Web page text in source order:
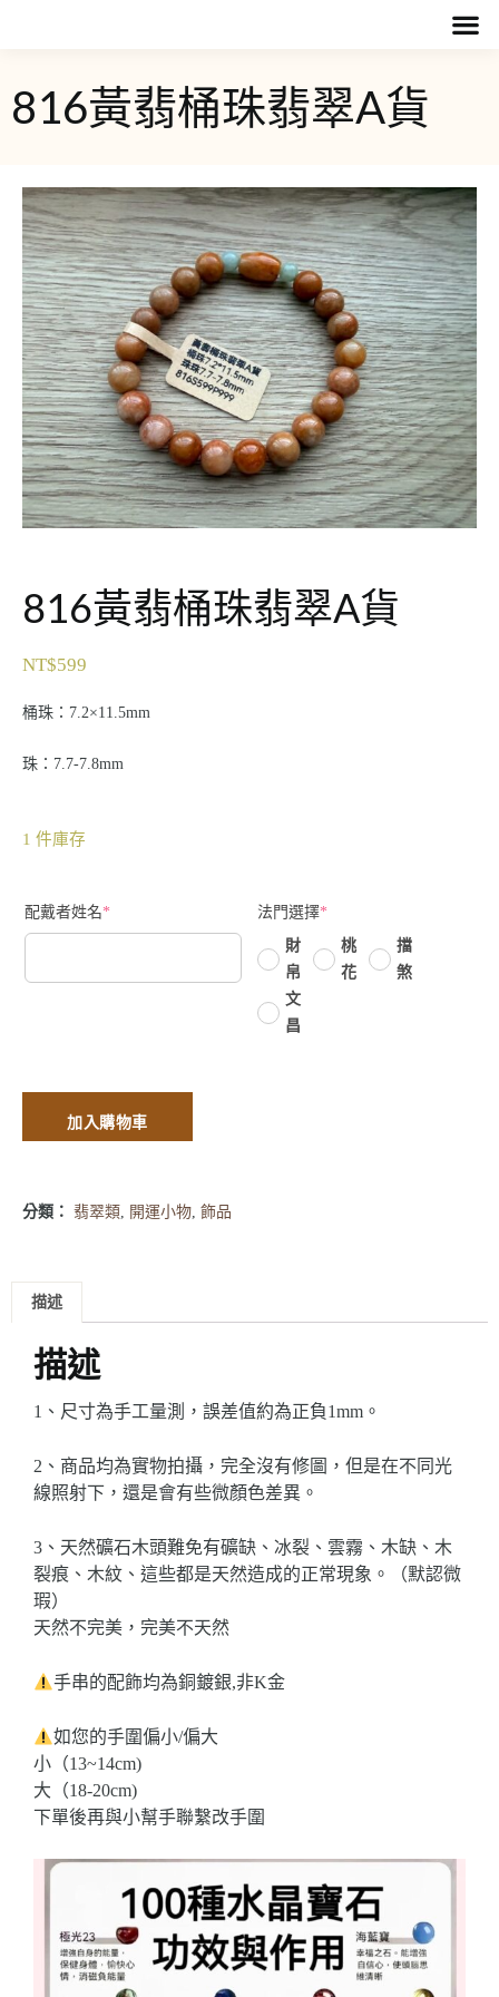
816黃翡桶珠翡翠A貨
816黃翡桶珠翡翠A貨
NT$599
桶珠：7.2×11.5mm
珠：7.7-7.8mm
1 件庫存
配戴者姓名* 法門選擇*
財
帛
桃
花
擋
煞
文
昌
加入購物車
分類： 翡翠類, 開運小物, 飾品
描述
描述
1、尺寸為手工量測，誤差值約為正負1mm。
2、商品均為實物拍攝，完全沒有修圖，但是在不同光
線照射下，還是會有些微顏色差異。
3、天然礦石木頭難免有礦缺、冰裂、雲霧、木缺、木
裂痕、木紋、這些都是天然造成的正常現象。（默認微
瑕）
天然不完美，完美不天然
手串的配飾均為銅鍍銀,非K金
如您的手圍偏小/偏大
小（13~14cm)
大（18-20cm)
下單後再與小幫手聯繫改手圍